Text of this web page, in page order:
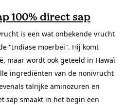
100% direct sap
is een wat onbekende vrucht
"Indiase moerbei". Hij komt
maar wordt ook geteeld in Hawaï
ingrediënten van de nonivrucht
talrijke aminozuren en
sap smaakt in het begin een